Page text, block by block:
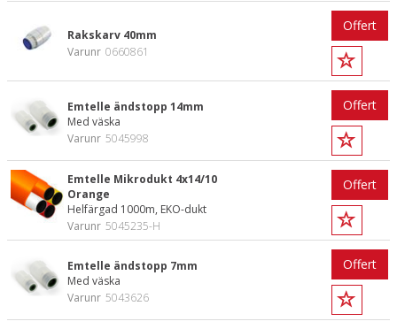
Rakskarv 40mm
Varunr 0660861
Offert
Emtelle ändstopp 14mm
Med väska
Varunr 5045998
Offert
Emtelle Mikrodukt 4x14/10
Orange
Helfärgad 1000m, EKO-dukt
Varunr 5045235-H
Offert
Emtelle ändstopp 7mm
Med väska
Varunr 5043626
Offert